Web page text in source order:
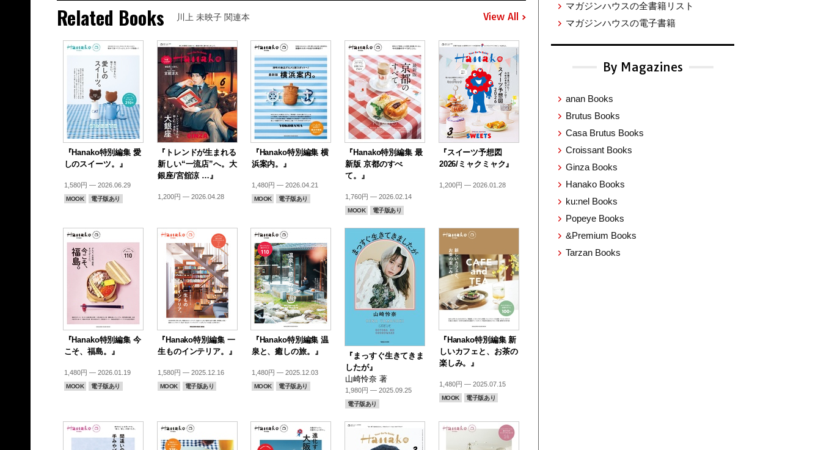
Related Books 川上 未映子 関連本 View All
『Hanako特別編集 愛
しのスイーツ。』
1,580円 — 2026.06.29
MOOK 電子版あり
『トレンドが生まれる
新しい“一流店”へ。大
銀座/宮舘涼 …』
1,200円 — 2026.04.28
『Hanako特別編集 横
浜案内。』
1,480円 — 2026.04.21
MOOK 電子版あり
『Hanako特別編集 最
新版 京都のすべ
て。』
1,760円 — 2026.02.14
MOOK 電子版あり
『スイーツ予想図
2026/ミャクミャク』
1,200円 — 2026.01.28
『Hanako特別編集 今
こそ、福島。』
1,480円 — 2026.01.19
MOOK 電子版あり
『Hanako特別編集 一
生ものインテリア。』
1,580円 — 2025.12.16
MOOK 電子版あり
『Hanako特別編集 温
泉と、癒しの旅。』
1,480円 — 2025.12.03
MOOK 電子版あり
『まっすぐ生きてきま
したが』
山崎怜奈 著
1,980円 — 2025.09.25
電子版あり
『Hanako特別編集 新
しいカフェと、お茶の
楽しみ。』
1,480円 — 2025.07.15
MOOK 電子版あり
マガジンハウスの全書籍リスト
マガジンハウスの電子書籍
By Magazines
anan Books
Brutus Books
Casa Brutus Books
Croissant Books
Ginza Books
Hanako Books
ku:nel Books
Popeye Books
&Premium Books
Tarzan Books